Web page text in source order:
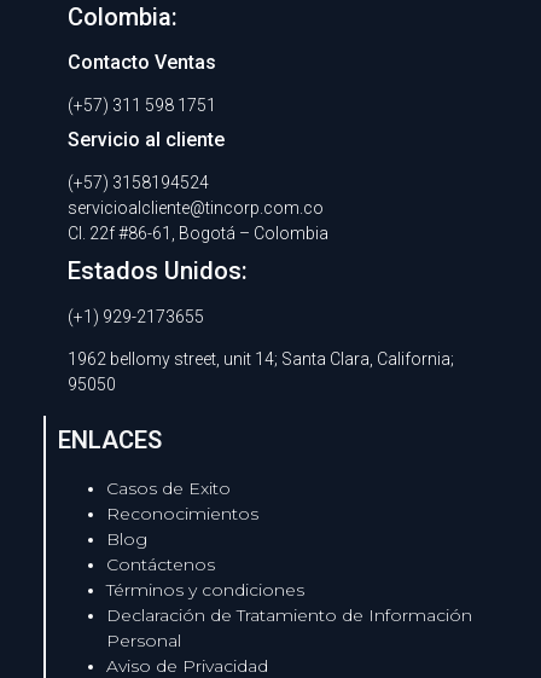
Colombia:
Contacto Ventas
(+57) 311 598 1751
Servicio al cliente
(+57) 3158194524
servicioalcliente@tincorp.com.co
Cl. 22f #86-61, Bogotá – Colombia
Estados Unidos:
(+1) 929-2173655
1962 bellomy street, unit 14; Santa Clara, California;
95050
ENLACES
Casos de Exito
Reconocimientos
Blog
Contáctenos
Términos y condiciones
Declaración de Tratamiento de Información
Personal
Aviso de Privacidad